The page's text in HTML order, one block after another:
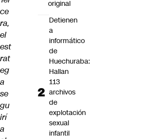
ce
ra,
el
est
rat
eg
a
se
gu
irí
a
original
Detienen
a
informático
de
Huechuraba:
Hallan
113
archivos
de
explotación
sexual
infantil